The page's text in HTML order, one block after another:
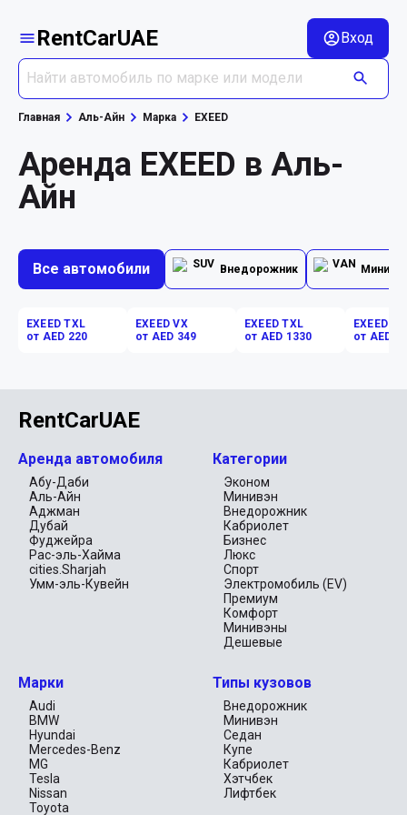
RentCarUAE Вход
Главная Аль-Айн Марка EXEED
Аренда EXEED в Аль-
Айн
Все автомобили Внедорожник
EXEED TXL
от AED 220
EXEED VX
от AED 349
EXEED TXL
от AED 1330
EXEED VX
от AED
RentCarUAE
Аренда автомобиля
Абу-Даби
Аль-Айн
Аджман
Дубай
Фуджейра
Рас-эль-Хайма
cities.Sharjah
Умм-эль-Кувейн
Категории
Эконом
Минивэн
Внедорожник
Кабриолет
Бизнес
Люкс
Спорт
Электромобиль (EV)
Премиум
Комфорт
Минивэны
Дешевые
Марки
Audi
BMW
Hyundai
Mercedes-Benz
MG
Tesla
Nissan
Toyota
Типы кузовов
Внедорожник
Минивэн
Седан
Купе
Кабриолет
Хэтчбек
Лифтбек